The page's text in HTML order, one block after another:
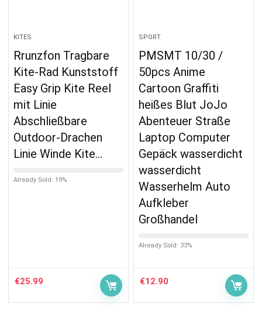
KITES
Rrunzfon Tragbare
Kite-Rad Kunststoff
Easy Grip Kite Reel
mit Linie
Abschließbare
Outdoor-Drachen
Linie Winde Kite…
Already Sold: 19%
€25.99
SPORT
PMSMT 10/30 /
50pcs Anime
Cartoon Graffiti
heißes Blut JoJo
Abenteuer Straße
Laptop Computer
Gepäck wasserdicht
wasserdicht
Wasserhelm Auto
Aufkleber
Großhandel
Already Sold: 33%
€12.90